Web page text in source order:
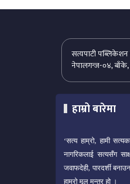
सत्यपाटी पब्लिकेशन
नेपालगन्ज-०४, बाँके,
हाम्रो बारेमा
‘सत्य हाम्रो, हामी
नागरिकलाई सत्यसँग
जवाफदेही, पारदर्शी
हाम्रो मूल मन्त्र हो ।